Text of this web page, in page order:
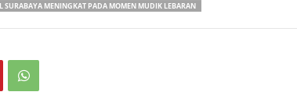
SURABAYA MENINGKAT PADA MOMEN MUDIK LEBARAN